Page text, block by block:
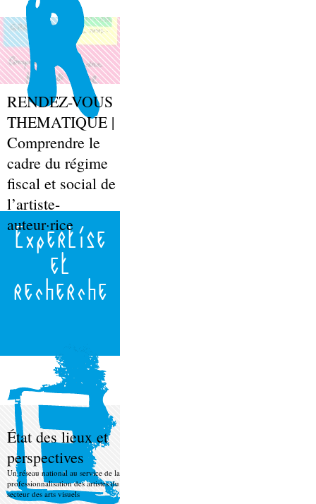
RENDEZ-VOUS
THEMATIQUE |
Comprendre le
cadre du régime
fiscal et social de
l’artiste-
auteur·rice
Expertise
et
recherche
État des lieux et
perspectives
Un réseau national au service de la
professionnalisation des artistes du
secteur des arts visuels